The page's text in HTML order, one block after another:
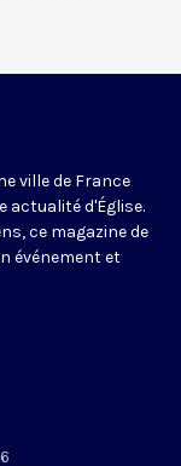
ville de France
actualité d'Église.
ce magazine de
événement et